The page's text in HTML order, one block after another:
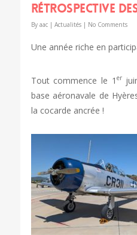
Rétrospective
By aac | Actualités | No Comments
Une année riche en
Tout commence le 1 er
base aéronavale de
la cocarde ancrée !